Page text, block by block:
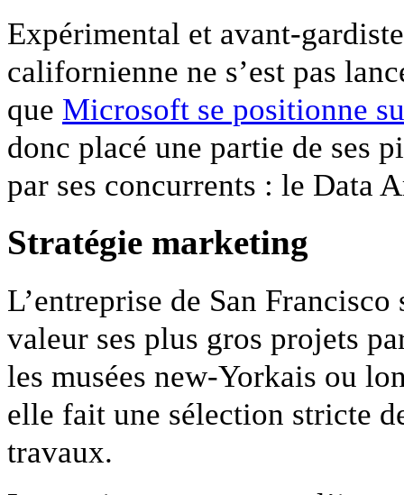
Expérimental et avant-
californienne ne s’est pas
que Microsoft se positionne
donc placé une partie de ses
par ses concurrents : le Data
Stratégie marketing
L’entreprise de San
valeur ses plus gros projets
les musées new-Yorkais ou
elle fait une sélection stricte
travaux.